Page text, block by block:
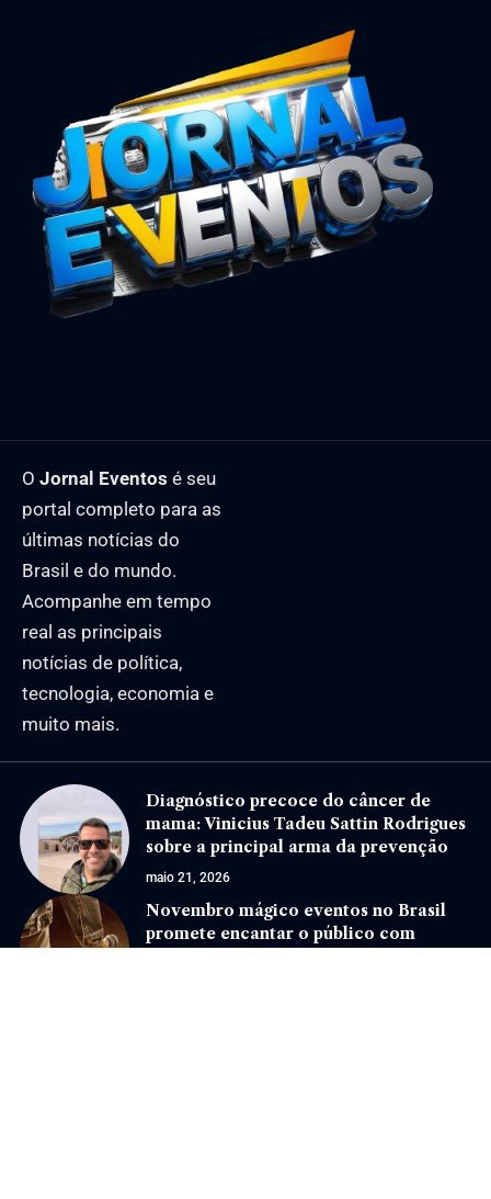
O Jornal Eventos é seu
portal completo para as
últimas notícias do
Brasil e do mundo.
Acompanhe em tempo
real as principais
notícias de política,
tecnologia, economia e
muito mais.
Diagnóstico precoce do câncer de
mama: Vinicius Tadeu Sattin Rodrigues
sobre a principal arma da prevenção
maio 21, 2026
Novembro mágico eventos no Brasil
promete encantar o público com